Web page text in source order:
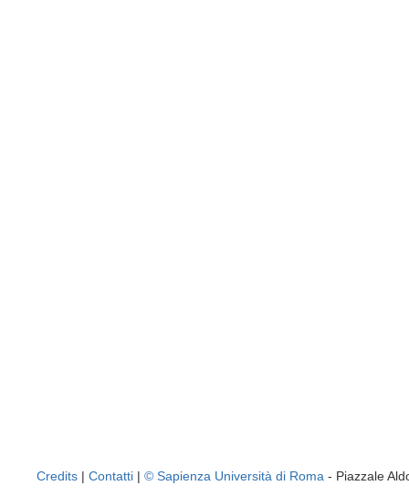
Credits | Contatti | © Sapienza Università di Roma - Piazzale